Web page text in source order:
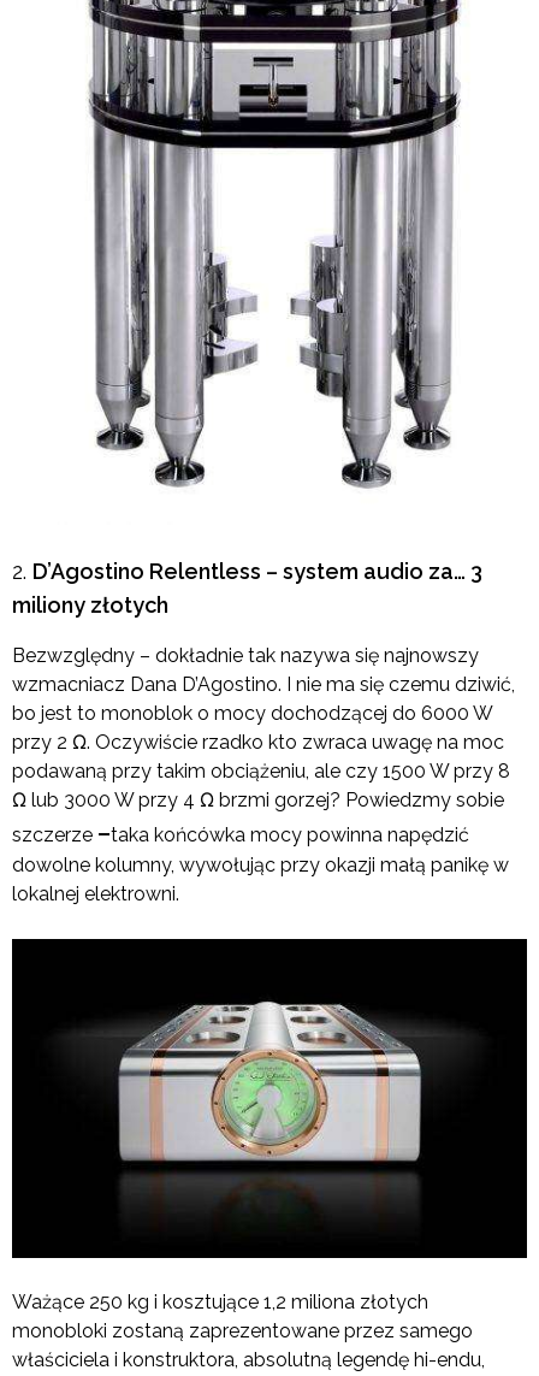
D’Agostino Relentless – system audio za… 3
miliony złotych
Bezwzględny – dokładnie tak nazywa się najnowszy
wzmacniacz Dana D’Agostino. I nie ma się czemu dziwić,
bo jest to monoblok o mocy dochodzącej do 6000 W
przy 2 Ω. Oczywiście rzadko kto zwraca uwagę na moc
podawaną przy takim obciążeniu, ale czy 1500 W przy 8
Ω lub 3000 W przy 4 Ω brzmi gorzej? Powiedzmy sobie
szczerze –taka końcówka mocy powinna napędzić
dowolne kolumny, wywołując przy okazji małą panikę w
lokalnej elektrowni.
Ważące 250 kg i kosztujące 1,2 miliona złotych
monobloki zostaną zaprezentowane przez samego
właściciela i konstruktora, absolutną legendę hi-endu,